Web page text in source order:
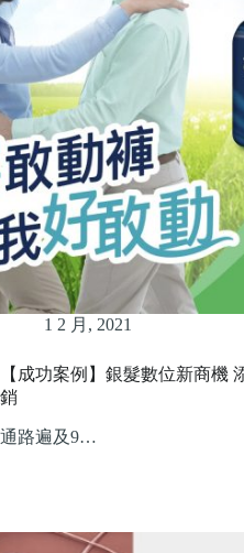
1 2 月, 2021
【成功案例】銀髮數位新商機
銷
通路遍及9…